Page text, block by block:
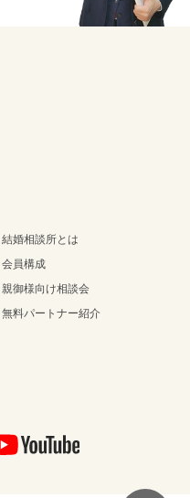
結婚相談所とは
会員構成
親御様向け相談会
無料パートナー紹介